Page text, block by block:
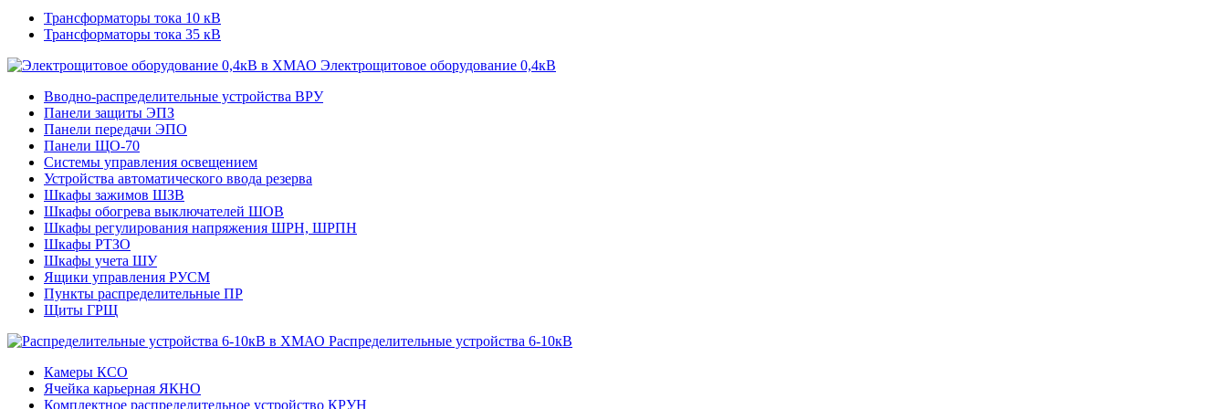
Трансформаторы тока 10 кВ
Трансформаторы тока 35 кВ
Электрощитовое оборудование 0,4кВ
Вводно-распределительные устройства ВРУ
Панели защиты ЭПЗ
Панели передачи ЭПО
Панели ЩО-70
Системы управления освещением
Устройства автоматического ввода резерва
Шкафы зажимов ШЗВ
Шкафы обогрева выключателей ШОВ
Шкафы регулирования напряжения ШРН, ШРПН
Шкафы РТЗО
Шкафы учета ШУ
Ящики управления РУСМ
Пункты распределительные ПР
Щиты ГРЩ
Распределительные устройства 6-10кВ
Камеры КСО
Ячейка карьерная ЯКНО
Комплектное распределительное устройство КРУН